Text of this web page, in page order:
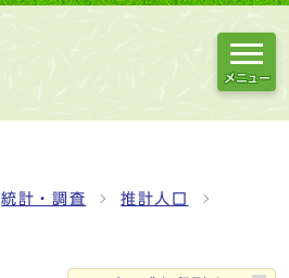
メニュー
統計・調査 推計人口